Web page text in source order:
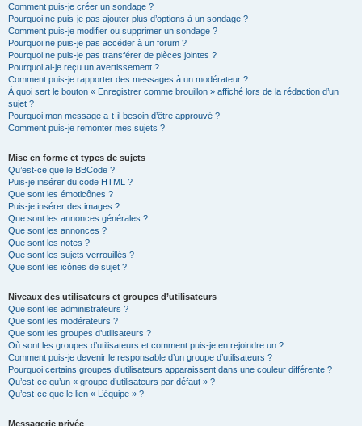
Comment puis-je créer un sondage ?
Pourquoi ne puis-je pas ajouter plus d’options à un sondage ?
Comment puis-je modifier ou supprimer un sondage ?
Pourquoi ne puis-je pas accéder à un forum ?
Pourquoi ne puis-je pas transférer de pièces jointes ?
Pourquoi ai-je reçu un avertissement ?
Comment puis-je rapporter des messages à un modérateur ?
À quoi sert le bouton « Enregistrer comme brouillon » affiché lors de la rédaction d’un
sujet ?
Pourquoi mon message a-t-il besoin d’être approuvé ?
Comment puis-je remonter mes sujets ?
Mise en forme et types de sujets
Qu’est-ce que le BBCode ?
Puis-je insérer du code HTML ?
Que sont les émoticônes ?
Puis-je insérer des images ?
Que sont les annonces générales ?
Que sont les annonces ?
Que sont les notes ?
Que sont les sujets verrouillés ?
Que sont les icônes de sujet ?
Niveaux des utilisateurs et groupes d’utilisateurs
Que sont les administrateurs ?
Que sont les modérateurs ?
Que sont les groupes d’utilisateurs ?
Où sont les groupes d’utilisateurs et comment puis-je en rejoindre un ?
Comment puis-je devenir le responsable d’un groupe d’utilisateurs ?
Pourquoi certains groupes d’utilisateurs apparaissent dans une couleur différente ?
Qu’est-ce qu’un « groupe d’utilisateurs par défaut » ?
Qu’est-ce que le lien « L’équipe » ?
Messagerie privée